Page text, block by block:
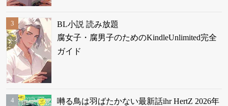
BL小説 読み放題
腐女子・腐男子のためのKindleUnlimited完全
ガイド
囀る鳥は羽ばたかない最新話ihr HertZ 2026年